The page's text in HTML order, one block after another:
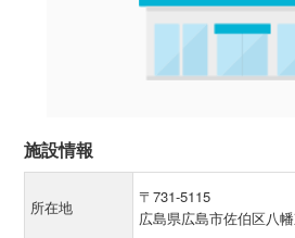
施設情報
所在地
〒731-5115
広島県広島市佐伯区八